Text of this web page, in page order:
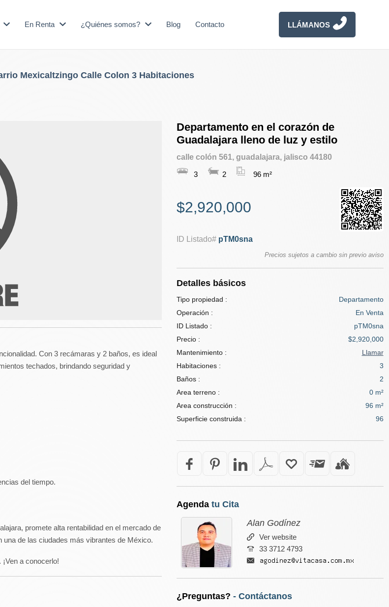
En Renta ¿Quiénes somos? Blog Contacto LLÁMANOS
Mexicaltzingo Calle Colon 3 Habitaciones
Con 3 recámaras y 2 baños, es ideal
techados, brindando seguridad y
del tiempo.
promete alta rentabilidad en el mercado de
una de las ciudades más vibrantes de México.
a conocerlo!
Departamento en el corazón de
Guadalajara lleno de luz y estilo
calle colón 561, guadalajara, jalisco 44180
3 2 96 m²
$2,920,000
ID Listado# pTM0sna
Precios sujetos a cambio sin previo aviso
Detalles básicos
Tipo propiedad :
Departamento
Operación :
En Venta
ID Listado :
pTM0sna
Precio :
$2,920,000
Mantenimiento :
Llamar
Habitaciones :
3
Baños :
2
Area terreno :
0 m²
Area construcción :
96 m²
Superficie construida :
96
Agendatu Cita
Alan Godínez
Ver website
33 3712 4793
¿Preguntas? - Contáctanos